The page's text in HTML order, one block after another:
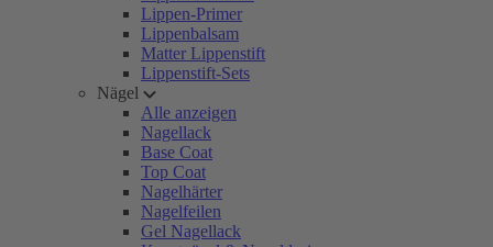
Lippen-Primer
Lippenbalsam
Matter Lippenstift
Lippenstift-Sets
Nägel
Alle anzeigen
Nagellack
Base Coat
Top Coat
Nagelhärter
Nagelfeilen
Gel Nagellack